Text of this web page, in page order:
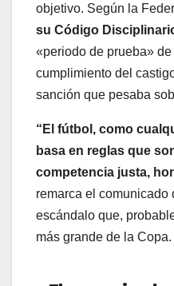
objetivo. Según la
su Código
«periodo de prueba» de
cumplimiento del
sanción que pesaba
“El fútbol, ​​como
basa en reglas que
competencia justa,
remarca el comunicado
escándalo que,
más grande de la Copa.